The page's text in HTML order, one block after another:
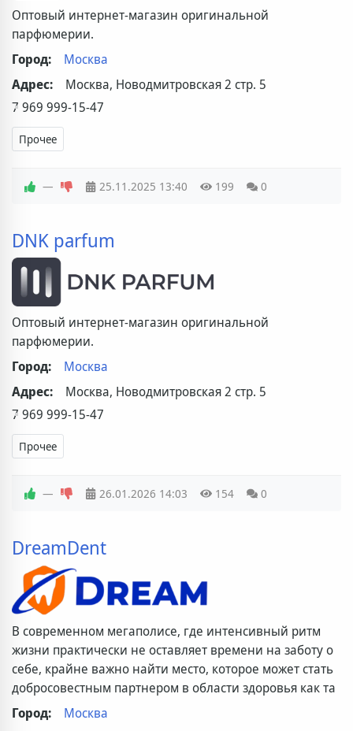
Оптовый интернет-магазин оригинальной
парфюмерии.
Город:
Москва
Адрес:
Москва, Новодмитровская 2 стр. 5
7 969 999-15-47
Прочее
— 25.11.2025 13:40 199 0
DNK parfum
Оптовый интернет-магазин оригинальной
парфюмерии.
Город:
Москва
Адрес:
Москва, Новодмитровская 2 стр. 5
7 969 999-15-47
Прочее
— 26.01.2026 14:03 154 0
DreamDent
В современном мегаполисе, где интенсивный ритм
жизни практически не оставляет времени на заботу о
себе, крайне важно найти место, которое может стать
добросовестным партнером в области здоровья как та
Город:
Москва